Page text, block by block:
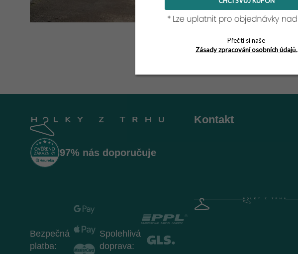
97% nás doporučuje
Kontakt
Bezpečná
platba:
Spolehlivá
doprava:
Přečti si naše
Zásady zpracování osobních údajů.